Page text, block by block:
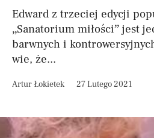
Edward z trzeciej edycji
„Sanatorium miłości” jest
barwnych i
wie, że...
Artur Łokietek 27 Lutego 2021